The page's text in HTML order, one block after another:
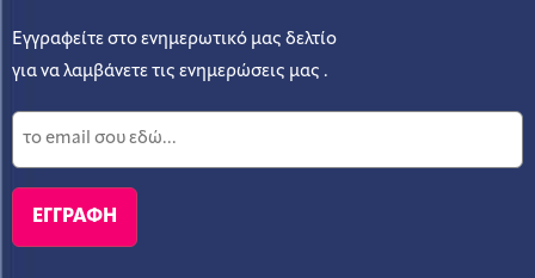
Εγγραφείτε στο ενημερωτικό μας δελτίο
για να λαμβάνετε τις ενημερώσεις μας .